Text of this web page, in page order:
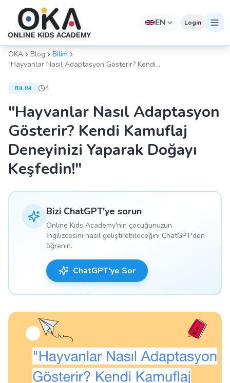
EN Login
OKA Blog
Bilim
"Hayvanlar Nasıl Adaptasyon Gösterir? Kendi
BILIM 4
"Hayvanlar Nasıl Adaptasyon
Gösterir? Kendi Kamuflaj
Deneyinizi Yaparak Doğayı
Keşfedin!"
Bizi ChatGPT'ye sorun
Online Kids Academy'nin çocuğunuzun
İngilizcesini nasıl geliştirebileceğini ChatGPT'den
öğrenin.
ChatGPT'ye Sor